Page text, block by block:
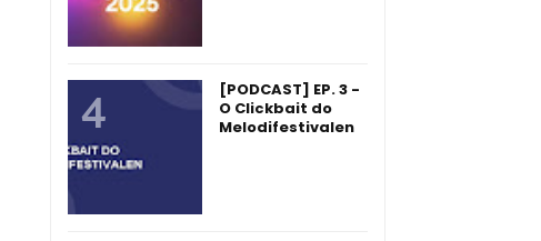
[PODCAST] EP. 3 -
O Clickbait do
Melodifestivalen